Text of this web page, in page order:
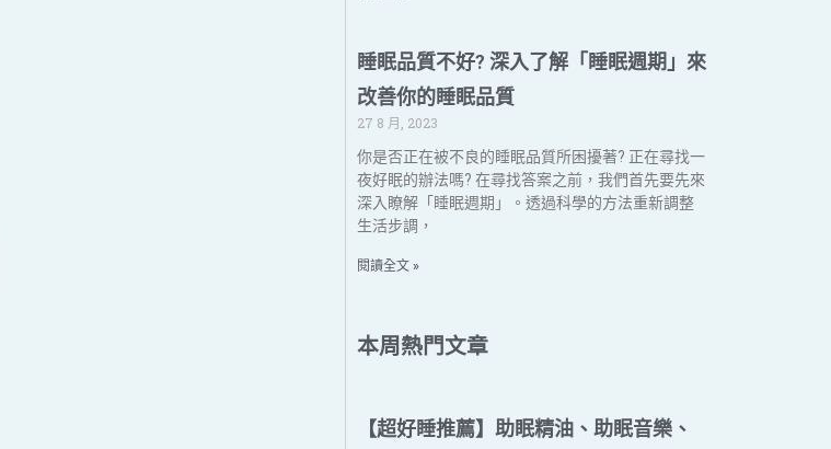
睡眠品質不好? 深入了解「睡眠週期」來
改善你的睡眠品質
27 8 月, 2023
你是否正在被不良的睡眠品質所困擾著? 正在尋找一
夜好眠的辦法嗎? 在尋找答案之前，我們首先要先來
深入瞭解「睡眠週期」。透過科學的方法重新調整
生活步調，
閱讀全文 »
本周熱門文章
【超好睡推薦】助眠精油、助眠音樂、